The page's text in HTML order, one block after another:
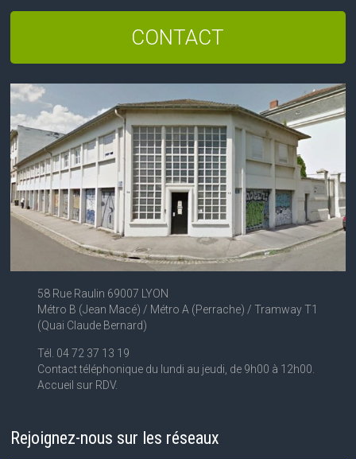
CONTACT
58 Rue Raulin 69007 LYON
Métro B (Jean Macé) / Métro A (Perrache) / Tramway T1
(Quai Claude Bernard)
Tél. 04 72 37 13 19
Contact téléphonique du lundi au jeudi, de 9h00 à 12h00.
Accueil sur RDV.
Rejoignez-nous sur les réseaux